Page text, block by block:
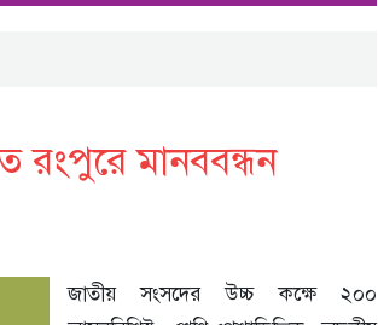
রংপুরে মানববন্ধন
জাতীয় সংসদের উচ্চ কক্ষে ২০০